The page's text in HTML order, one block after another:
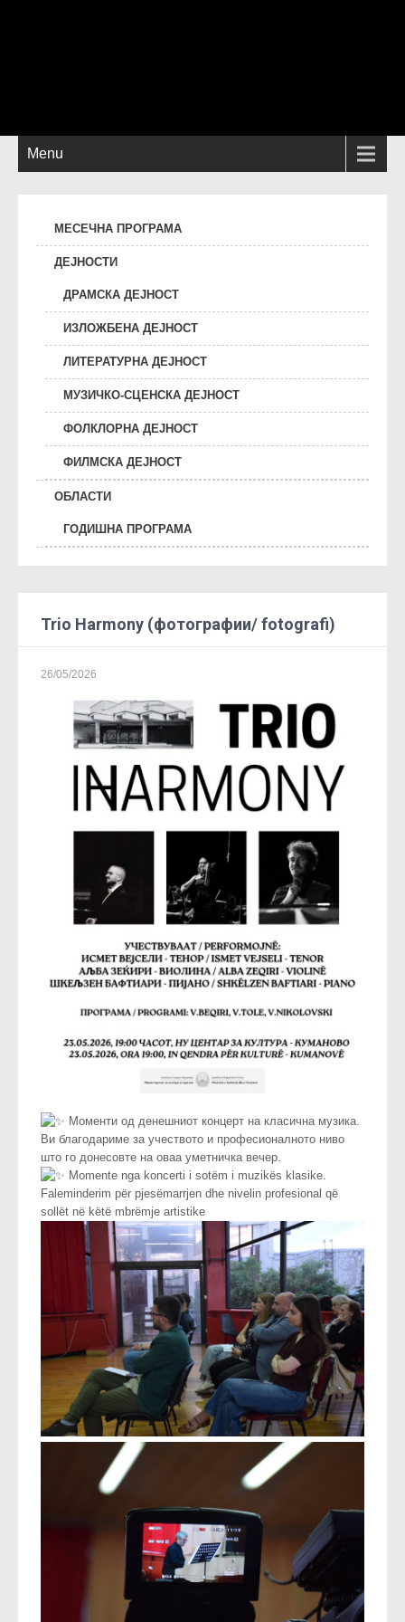
Menu
МЕСЕЧНА ПРОГРАМА
ДЕЈНОСТИ
ДРАМСКА ДЕЈНОСТ
ИЗЛОЖБЕНА ДЕЈНОСТ
ЛИТЕРАТУРНА ДЕЈНОСТ
МУЗИЧКО-СЦЕНСКА ДЕЈНОСТ
ФОЛКЛОРНА ДЕЈНОСТ
ФИЛМСКА ДЕЈНОСТ
ОБЛАСТИ
ГОДИШНА ПРОГРАМА
Trio Harmony (фотографии/ fotografi)
26/05/2026
Моменти од денешниот концерт на класична музика.
Ви благодариме за учеството и професионалното ниво
што го донесовте на оваа уметничка вечер.
Momente nga koncerti i sotëm i muzikës klasike.
Faleminderim për pjesëmarrjen dhe nivelin profesional që
sollët në këtë mbrëmje artistike